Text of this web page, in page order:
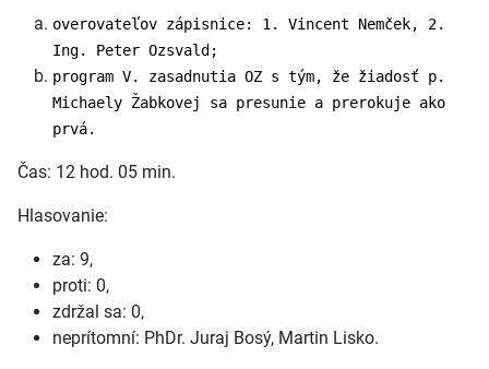
overovateľov zápisnice: 1. Vincent Nemček, 2.
Ing. Peter Ozsvald;
program V. zasadnutia OZ s tým, že žiadosť p.
Michaely Žabkovej sa presunie a prerokuje ako
prvá.
Čas: 12 hod. 05 min.
Hlasovanie:
za: 9,
proti: 0,
zdržal sa: 0,
neprítomní: PhDr. Juraj Bosý, Martin Lisko.